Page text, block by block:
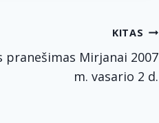
KITAS
pranešimas Mirjanai 2007
m. vasario 2 d.